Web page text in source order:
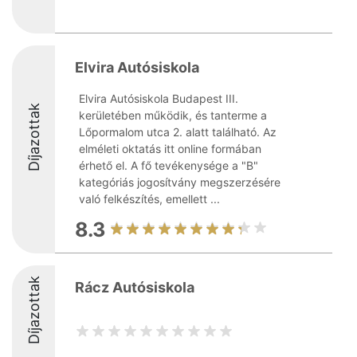
Díjazottak
Elvira Autósiskola
Elvira Autósiskola Budapest III.
kerületében működik, és tanterme a
Lőpormalom utca 2. alatt található. Az
elméleti oktatás itt online formában
érhető el. A fő tevékenysége a "B"
kategóriás jogosítvány megszerzésére
való felkészítés, emellett ...
8.3
Díjazottak Rácz Autósiskola